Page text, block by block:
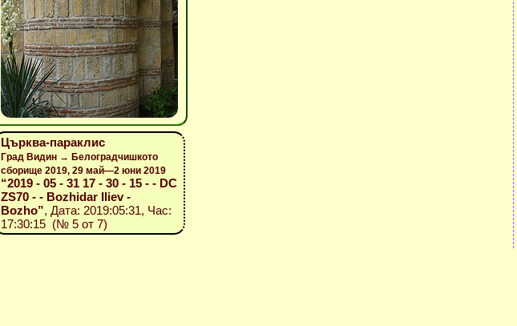
Църква-параклис
Град Видин → Белоградчишкото
сборище 2019, 29 май—2 юни 2019
“2019 - 05 - 31 17 - 30 - 15 - - DC
ZS70 - - Bozhidar Iliev -
Bozho”, Дата: 2019:05:31, Час:
17:30:15 (№ 5 от 7)